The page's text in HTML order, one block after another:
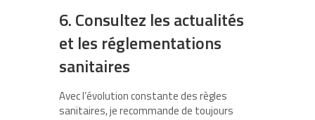
6. Consultez les actualités
et les réglementations
sanitaires
Avec l’évolution constante des règles
sanitaires, je recommande de toujours